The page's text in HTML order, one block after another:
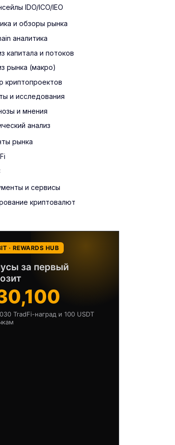
IDO/ICO/IEO
и обзоры рынка
аналитика
капитала и потоков
рынка (макро)
криптопроектов
и исследования
и мнения
анализ
рынка
и сервисы
криптовалют
· REWARDS HUB
за первый
TradFi-наград и 100 USDT